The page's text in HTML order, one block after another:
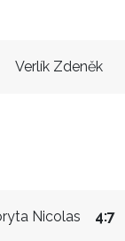
Verlík Zdeněk
Nicolas 4:7